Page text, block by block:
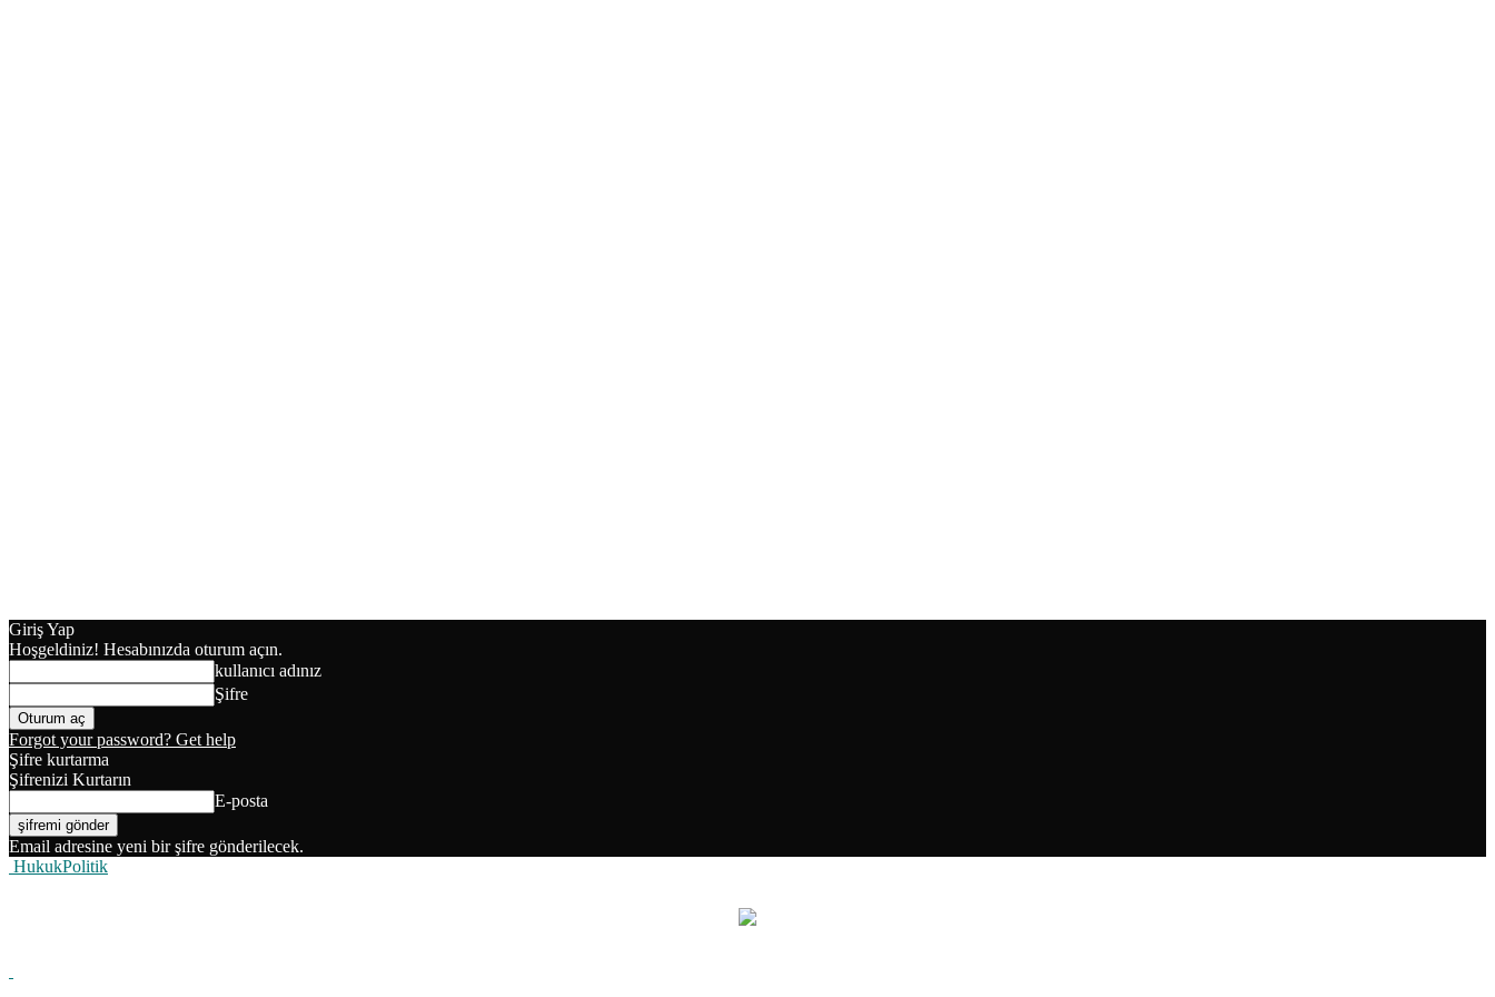
Giriş Yap
Hoşgeldiniz! Hesabınızda oturum açın.
kullanıcı adınız
Şifre
Forgot your password? Get help
Şifre kurtarma
Şifrenizi Kurtarın
E-posta
Email adresine yeni bir şifre gönderilecek.
HukukPolitik